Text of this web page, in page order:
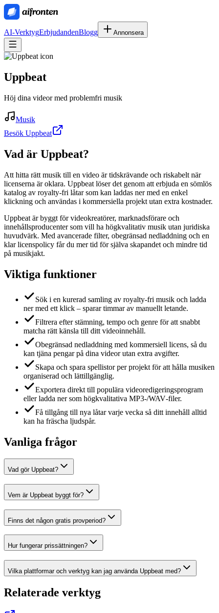
AI-VerktygErbjudandenBlogg Annonsera
Uppbeat
Höj dina videor med problemfri musik
Musik
Besök Uppbeat
Vad är Uppbeat?
Att hitta rätt musik till en video är tidskrävande och riskabelt när
licenserna är oklara. Uppbeat löser det genom att erbjuda en sömlös
katalog av royalty‑fri låtar som kan laddas ner med en enkel
klickning och användas i kommersiella projekt utan extra kostnader.
Uppbeat är byggt för videokreatörer, marknadsförare och
innehållsproducenter som vill ha högkvalitativ musik utan juridiska
huvudvärk. Med avancerade filter, obegränsad nedladdning och en
klar licenspolicy får du mer tid för själva skapandet och mindre tid
på musikjakt.
Viktiga funktioner
Sök i en kurerad samling av royalty‑fri musik och ladda
ner med ett klick – sparar timmar av manuellt letande.
Filtrera efter stämning, tempo och genre för att snabbt
matcha rätt känsla till ditt videoinnehåll.
Obegränsad nedladdning med kommersiell licens, så du
kan tjäna pengar på dina videor utan extra avgifter.
Skapa och spara spellistor per projekt för att hålla musiken
organiserad och lättillgänglig.
Exportera direkt till populära videoredigeringsprogram
eller ladda ner som högkvalitativa MP3‑/WAV‑filer.
Få tillgång till nya låtar varje vecka så ditt innehåll alltid
kan ha fräscha ljudspår.
Vanliga frågor
Vad gör Uppbeat?
Vem är Uppbeat byggt för?
Finns det någon gratis provperiod?
Hur fungerar prissättningen?
Vilka plattformar och verktyg kan jag använda Uppbeat med?
Relaterade verktyg